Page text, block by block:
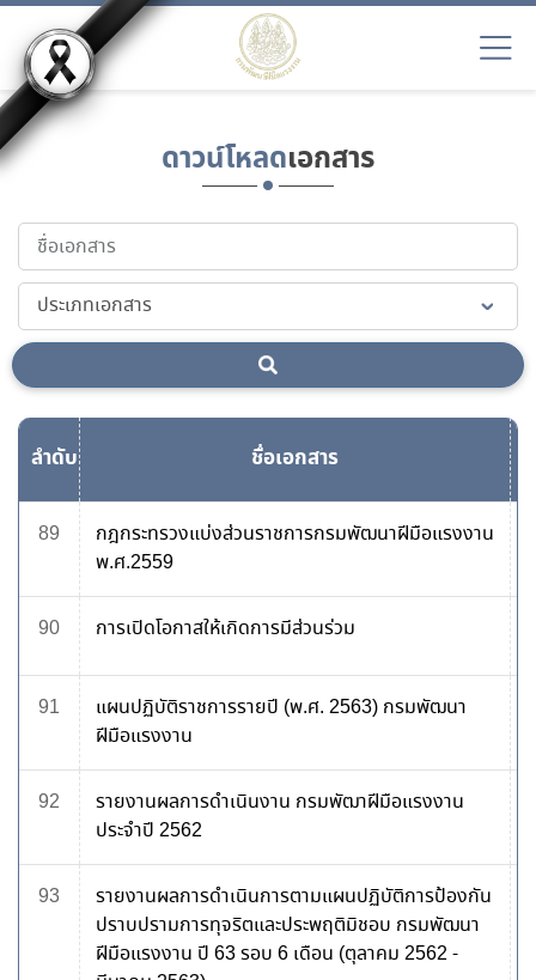
ดาวน์โหลดเอกสาร
ลำดับ ชื่อเอกสาร
89
กฎกระทรวงแบ่งส่วนราชการกรมพัฒนาฝีมือแรงงาน
พ.ศ.2559
90 การเปิดโอกาสให้เกิดการมีส่วนร่วม
91
แผนปฏิบัติราชการรายปี (พ.ศ. 2563) กรมพัฒนา
ฝีมือแรงงาน
92
รายงานผลการดำเนินงาน กรมพัฒาฝีมือแรงงาน
ประจำปี 2562
93
รายงานผลการดำเนินการตามแผนปฏิบัติการป้องกัน
ปราบปรามการทุจริตและประพฤติมิชอบ กรมพัฒนา
ฝีมือแรงงาน ปี 63 รอบ 6 เดือน (ตุลาคม 2562 -